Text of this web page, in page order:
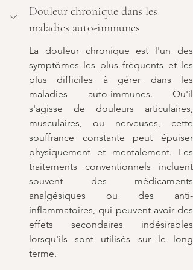
Douleur chronique dans les
maladies auto-immunes
La douleur chronique est l'un des
symptômes les plus fréquents et les
plus difficiles à gérer dans les
maladies auto-immunes. Qu'il
s'agisse de douleurs articulaires,
musculaires, ou nerveuses, cette
souffrance constante peut épuiser
physiquement et mentalement. Les
traitements conventionnels incluent
souvent des médicaments
analgésiques ou des anti-
inflammatoires, qui peuvent avoir des
effets secondaires indésirables
lorsqu'ils sont utilisés sur le long
terme.